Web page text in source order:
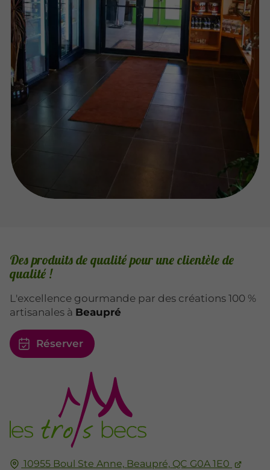
10955 Boul Ste Anne, Beaupré, QC G0A 1E0
Des produits de qualité pour une clientèle de
qualité !
L'excellence gourmande par des créations 100 %
artisanales à Beaupré
Réserver